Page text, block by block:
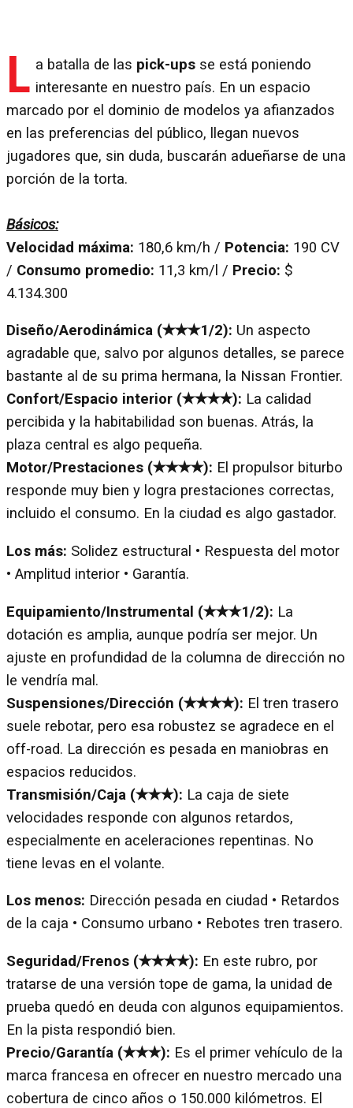
L a batalla de las pick-ups se está poniendo
interesante en nuestro país. En un espacio
marcado por el dominio de modelos ya afianzados
en las preferencias del público, llegan nuevos
jugadores que, sin duda, buscarán adueñarse de una
porción de la torta.
Básicos:
Velocidad máxima: 180,6 km/h / Potencia: 190 CV
/ Consumo promedio: 11,3 km/l / Precio: $
4.134.300
Diseño/Aerodinámica (✭✭✭1/2):​ Un aspecto
agradable que, salvo por algunos detalles, se parece
bastante al de su prima hermana, la Nissan Frontier.
Confort/Espacio interior (✭✭✭✭): La calidad
percibida y la habitabilidad son buenas. Atrás, la
plaza central es algo pequeña.
Motor/Prestaciones (✭✭✭✭): El propulsor biturbo
responde muy bien y logra prestaciones correctas,
incluido el consumo. En la ciudad es algo gastador.
Los más: Solidez estructural • Respuesta del motor
• Amplitud interior • Garantía.
Equipamiento/Instrumental (✭✭✭1/2): La
dotación es amplia, aunque podría ser mejor. Un
ajuste en profundidad de la columna de dirección no
le vendría mal.
Suspensiones/Dirección (✭✭✭✭): El tren trasero
suele rebotar, pero esa robustez se agradece en el
off-road. La dirección es pesada en maniobras en
espacios reducidos.
Transmisión/Caja (✭✭✭): La caja de siete
velocidades responde con algunos retardos,
especialmente en aceleraciones repentinas. No
tiene levas en el volante.
Los menos: Dirección pesada en ciudad • Retardos
de la caja • Consumo urbano • Rebotes tren trasero.
Seguridad/Frenos (✭✭✭✭): En este rubro, por
tratarse de una versión tope de gama, la unidad de
prueba quedó en deuda con algunos equipamientos.
En la pista respondió bien.
Precio/Garantía (✭✭✭): Es el primer vehículo de la
marca francesa en ofrecer en nuestro mercado una
cobertura de cinco años o 150.000 kilómetros. El